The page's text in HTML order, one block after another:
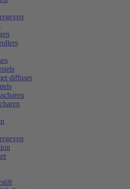
diffuser